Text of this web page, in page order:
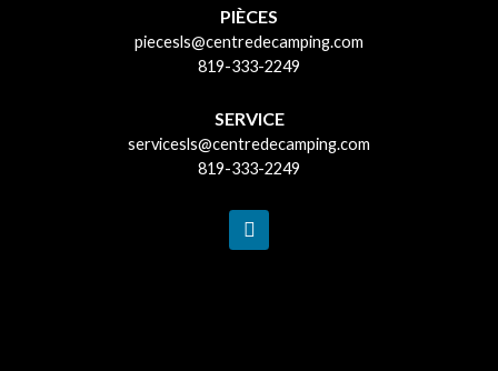
PIÈCES
piecesls@centredecamping.com
819-333-2249
SERVICE
servicesls@centredecamping.com
819-333-2249
F